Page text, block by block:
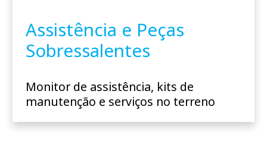
Assistência e Peças
Sobressalentes
Monitor de assistência, kits de
manutenção e serviços no terreno